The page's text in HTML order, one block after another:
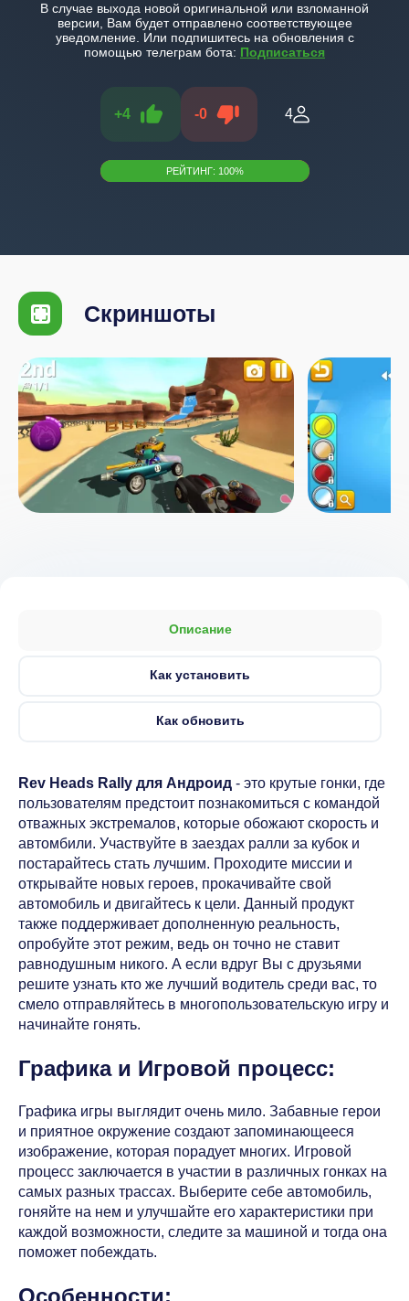
В случае выхода новой оригинальной или взломанной
версии, Вам будет отправлено соответствующее
уведомление. Или подпишитесь на обновления с
помощью телеграм бота: Подписаться
+4 -0 4
РЕЙТИНГ: 100%
Скриншоты
Описание
Как установить
Как обновить
Rev Heads Rally для Андроид - это крутые гонки, где
пользователям предстоит познакомиться с командой
отважных экстремалов, которые обожают скорость и
автомбили. Участвуйте в заездах ралли за кубок и
постарайтесь стать лучшим. Проходите миссии и
открывайте новых героев, прокачивайте свой
автомобиль и двигайтесь к цели. Данный продукт
также поддерживает дополненную реальность,
опробуйте этот режим, ведь он точно не ставит
равнодушным никого. А если вдруг Вы с друзьями
решите узнать кто же лучший водитель среди вас, то
смело отправляйтесь в многопользовательскую игру и
начинайте гонять.
Графика и Игровой процесс:
Графика игры выглядит очень мило. Забавные герои
и приятное окружение создают запоминающееся
изображение, которая порадует многих. Игровой
процесс заключается в участии в различных гонках на
самых разных трассах. Выберите себе автомобиль,
гоняйте на нем и улучшайте его характеристики при
каждой возможности, следите за машиной и тогда она
поможет побеждать.
Особенности: